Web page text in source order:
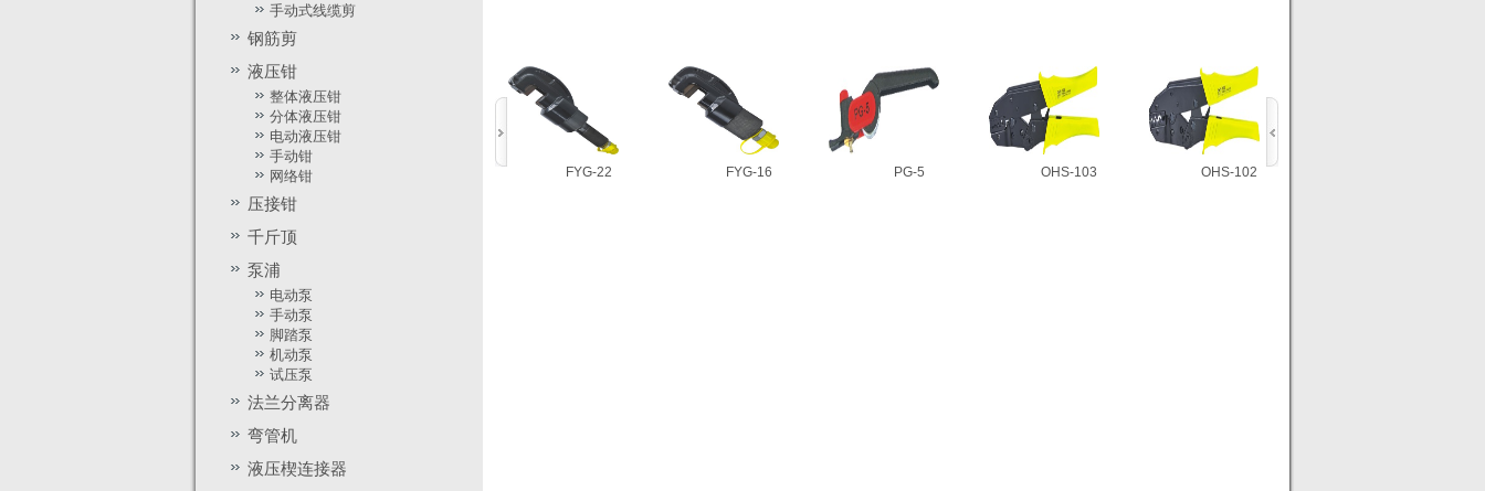
手动式线缆剪
钢筋剪
液压钳
整体液压钳
分体液压钳
电动液压钳
手动钳
网络钳
压接钳
千斤顶
泵浦
电动泵
手动泵
脚踏泵
机动泵
试压泵
法兰分离器
弯管机
液压楔连接器
YG-16 FYG-22 FYG-16 PG-5 OHS-103 OHS-102
YG-16